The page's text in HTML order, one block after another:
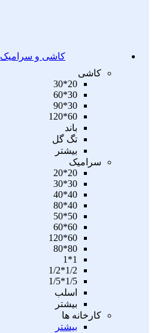
کاشی و سرامیک
کاشی
20*30
30*60
30*90
60*120
باند
تگ گل
بیشتر
سرامیک
20*20
30*30
40*40
40*80
50*50
60*60
60*120
80*80
1*1
1/2*1/2
1/5*1/5
اسلب
بیشتر
کارخانه ها
بیشتر